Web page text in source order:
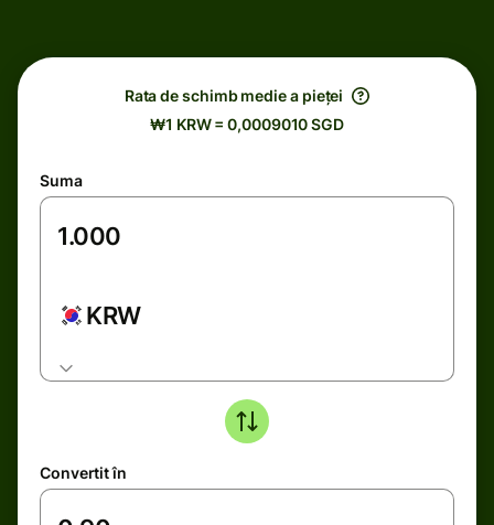
Rata de schimb medie a pieței
₩1 KRW = 0,0009010 SGD
Suma
KRW
Convertit în